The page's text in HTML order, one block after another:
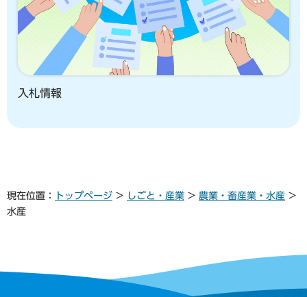
入札情報
現在位置： トップページ > しごと・産業 > 農業・畜産業・水産 >
水産